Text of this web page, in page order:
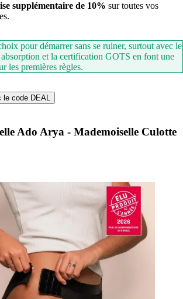
supplémentaire de 10% sur toutes vos
pour démarrer sans se ruiner, surtout avec le
et la certification GOTS en font une
les premières règles.
le code DEAL
Ado Arya - Mademoiselle Culotte